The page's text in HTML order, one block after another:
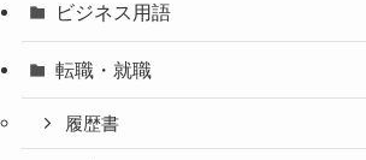
ビジネス用語
転職・就職
履歴書